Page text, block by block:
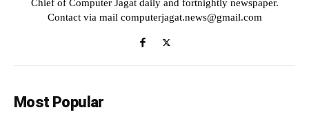
Chief of Computer Jagat daily and fortnightly newspaper.
Contact via mail computerjagat.news@gmail.com
Most Popular